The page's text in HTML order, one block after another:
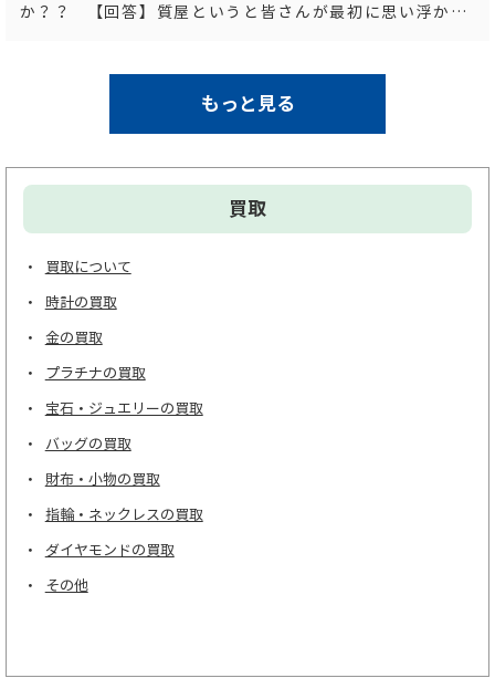
か？？ 【回答】質屋というと皆さんが最初に思い浮かべ
もっと見る
買取
買取について
時計の買取
金の買取
プラチナの買取
宝石・ジュエリーの買取
バッグの買取
財布・小物の買取
指輪・ネックレスの買取
ダイヤモンドの買取
その他